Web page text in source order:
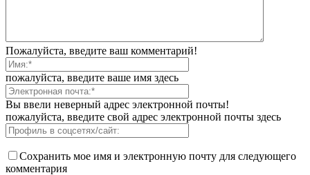
Пожалуйста, введите ваш комментарий!
пожалуйста, введите ваше имя здесь
Вы ввели неверный адрес электронной почты!
пожалуйста, введите свой адрес электронной почты здесь
Сохранить мое имя и электронную почту для следующего
комментария